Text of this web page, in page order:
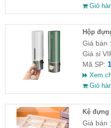
Giỏ
Hộp
Giá bán :
Giá sỉ
Mã SP:
Xem
Giỏ
Kệ
Giá bán :